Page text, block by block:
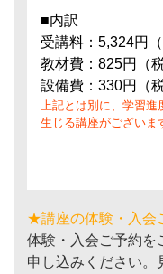
■内訳
受講料：5,324円（
教材費：825円（税
設備費：330円（税
上記とは別に、学習進
生じる講座がございま
★講座の体験・入会
体験・入会ご予約を
申し込みください。